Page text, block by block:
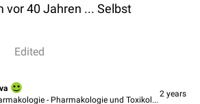
vor 40 Jahren ... Selbst
Edited
Arzt | Ärztin (Pharmakologie - Pharmakologie und Toxikologie)
2 years